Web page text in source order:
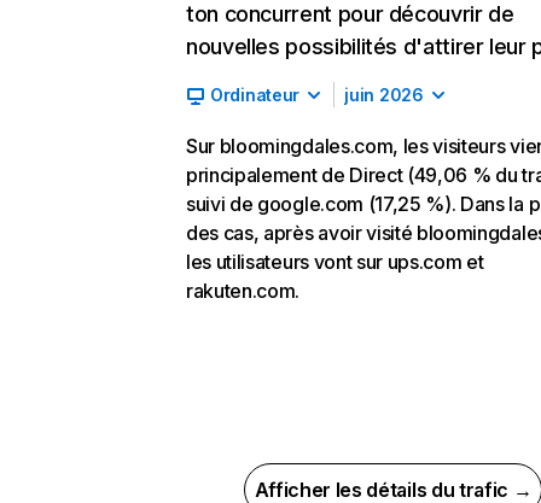
ton concurrent pour découvrir de
nouvelles possibilités d'attirer leur
Ordinateur juin 2026
Sur bloomingdales.com, les visiteurs
principalement de Direct (49,06 % du
suivi de google.com (17,25 %). Dans la
des cas, après avoir visité
les utilisateurs vont sur ups.com et
rakuten.com.
Afficher les détails du trafic →